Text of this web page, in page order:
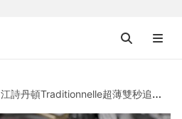
江詩丹頓Traditionnelle超薄雙秒追針計時腕錶 限量鉑金珍藏系列